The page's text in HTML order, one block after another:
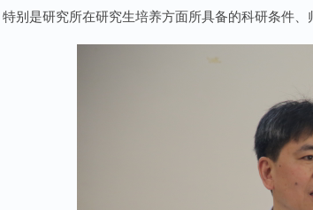
别是研究所在研究生培养方面所具备的科研条件、